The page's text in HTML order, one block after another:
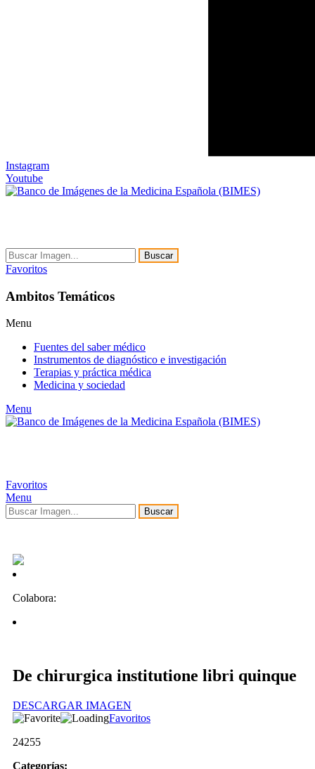
Instagram
Youtube
Buscar
Favoritos
Ambitos Temáticos
Menu
Fuentes del saber médico
Instrumentos de diagnóstico e investigación
Terapias y práctica médica
Medicina y sociedad
Menu
Favoritos
Menu
Buscar
Colabora:
De chirurgica institutione libri quinque
DESCARGAR IMAGEN
Favoritos
24255
Categorías: